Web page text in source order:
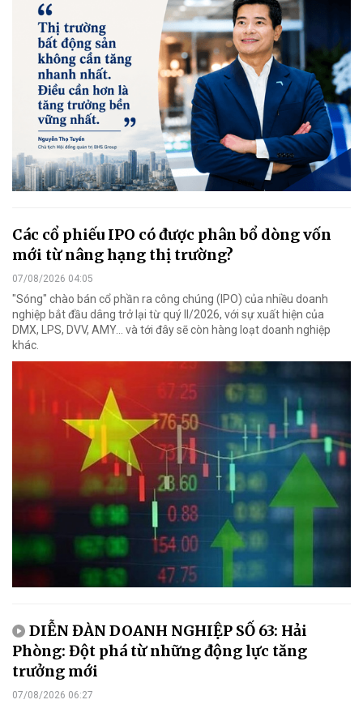
Các cổ phiếu IPO có được phân bổ dòng vốn
mới từ nâng hạng thị trường?
07/08/2026 04:05
"Sóng" chào bán cổ phần ra công chúng (IPO) của nhiều doanh
nghiệp bắt đầu dâng trở lại từ quý II/2026, với sự xuất hiện của
DMX, LPS, DVV, AMY... và tới đây sẽ còn hàng loạt doanh nghiệp
khác.
DIỄN ĐÀN DOANH NGHIỆP SỐ 63: Hải
Phòng: Đột phá từ những động lực tăng
trưởng mới
07/08/2026 06:27